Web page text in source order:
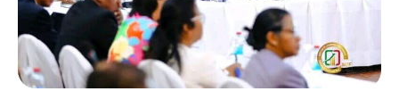
virage
social
annoncé